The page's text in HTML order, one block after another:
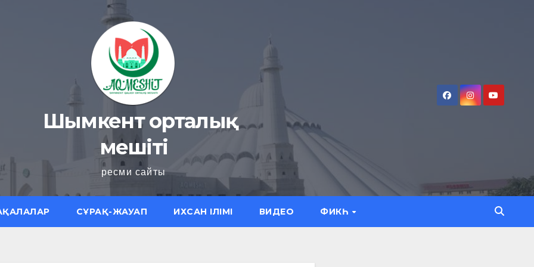
Шымкент орталық
мешіті
ресми сайты
СҰРАҚ-ЖАУАП ИХСАН ІЛІМІ ВИДЕО ФИКҺ